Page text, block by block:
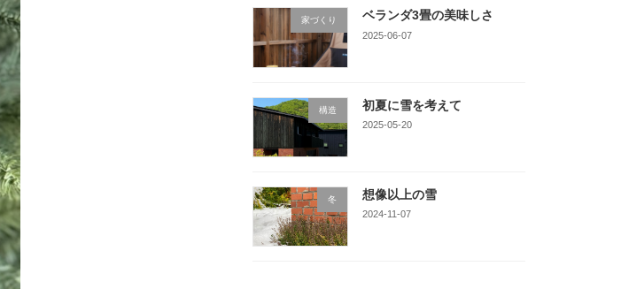
家づくり ベランダ3畳の美味しさ
2025-06-07
構造 初夏に雪を考えて
2025-05-20
冬 想像以上の雪
2024-11-07